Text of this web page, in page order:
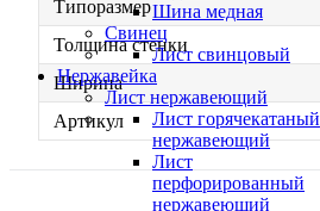
Шина медная
Свинец
Лист свинцовый
Нержавейка
Лист нержавеющий
Лист горячекатаный
нержавеющий
Лист
перфорированный
нержавеющий
Типоразмер
Толщина стенки
Ширина
Артикул